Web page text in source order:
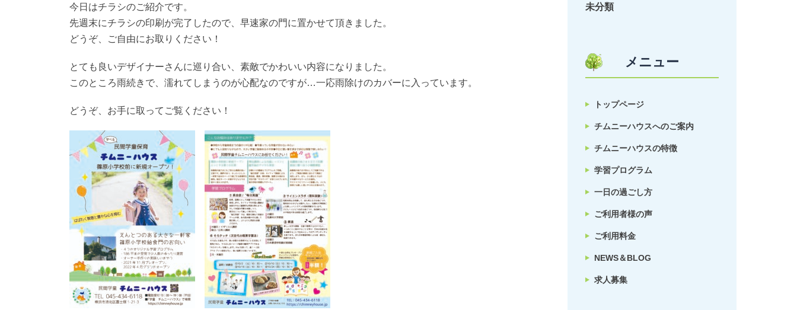
今日はチラシのご紹介です。
先週末にチラシの印刷が完了したので、早速家の門に置かせて頂きました。
どうぞ、ご自由にお取りください！
とても良いデザイナーさんに巡り合い、素敵でかわいい内容になりました。
このところ雨続きで、濡れてしまうのが心配なのですが…一応雨除けのカバーに入っています。
どうぞ、お手に取ってご覧ください！
未分類
メニュー
トップページ
チムニーハウスへのご案内
チムニーハウスの特徴
学習プログラム
一日の過ごし方
ご利用者様の声
ご利用料金
NEWS＆BLOG
求人募集